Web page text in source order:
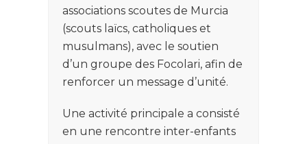
associations scoutes de Murcia
(scouts laïcs, catholiques et
musulmans), avec le soutien
d’un groupe des Focolari, afin de
renforcer un message d’unité.
Une activité principale a consisté
en une rencontre inter-enfants